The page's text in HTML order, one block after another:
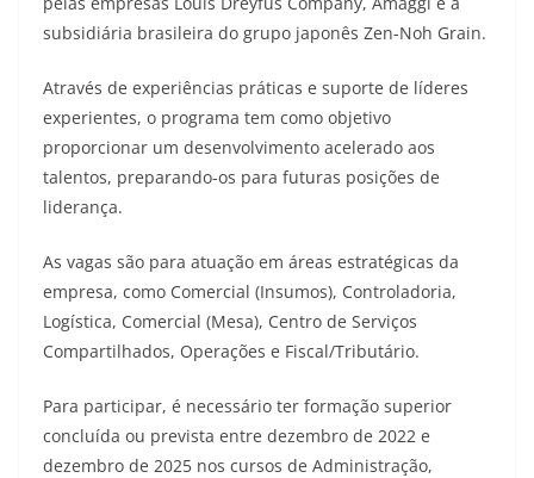
subsidiária brasileira do grupo japonês Zen-Noh Grain.
Através de experiências práticas e suporte de líderes
experientes, o programa tem como objetivo
proporcionar um desenvolvimento acelerado aos
talentos, preparando-os para futuras posições de
liderança.
As vagas são para atuação em áreas estratégicas da
empresa, como Comercial (Insumos), Controladoria,
Logística, Comercial (Mesa), Centro de Serviços
Compartilhados, Operações e Fiscal/Tributário.
Para participar, é necessário ter formação superior
concluída ou prevista entre dezembro de 2022 e
dezembro de 2025 nos cursos de Administração,